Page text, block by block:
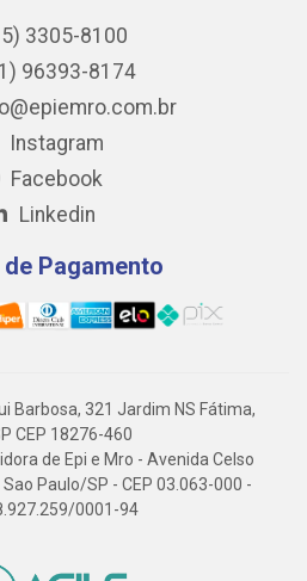
3305-8100
96393-8174
Instagram
Facebook
Linkedin
Pagamento
Barbosa, 321 Jardim NS Fátima,
CEP 18276-460
de Epi e Mro - Avenida Celso
Paulo/SP - CEP 03.063-000 -
0001-94